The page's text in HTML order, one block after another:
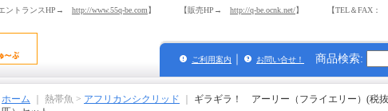
ントランスHP→ http://www.55q-be.com】 【販売HP→ http://q-be.ocnk.net/】 【TEL＆FAX：
ご利用案内 お問い合せ！ 商品検索:
ホーム ｜ 熱帯魚 > アフリカンシクリッド
ギラギラ！ アーリー（フライエリー）(税